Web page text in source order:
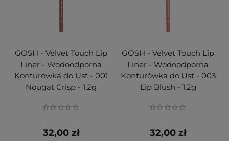
GOSH - Velvet Touch Lip
Liner - Wodoodporna
Konturówka do Ust - 001
Nougat Crisp - 1,2g
32,00 zł
GOSH - Velvet Touch Lip
Liner - Wodoodporna
Konturówka do Ust - 003
Lip Blush - 1,2g
32,00 zł